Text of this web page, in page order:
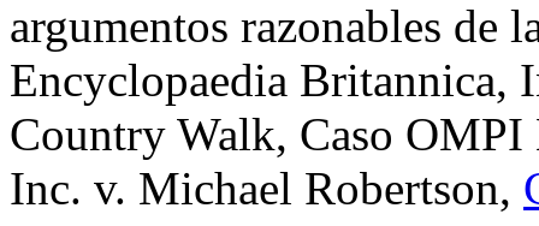
argumentos razonables de
Encyclopaedia Britannica,
Country Walk, Caso
Inc. v. Michael Robertson,